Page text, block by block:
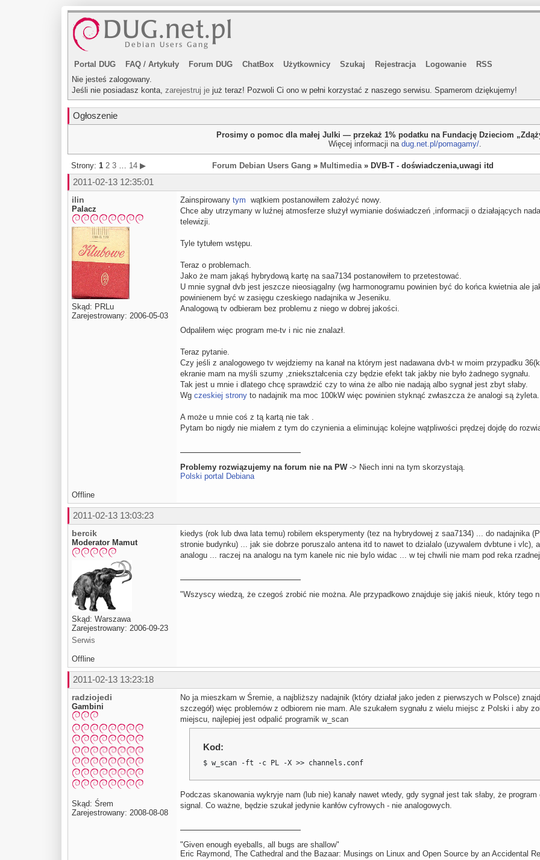
Portal DUG FAQ / Artykuły Forum DUG ChatBox Użytkownicy Szukaj Rejestracja Logowanie
RSS
Nie jesteś zalogowany.
Jeśli nie posiadasz konta, zarejestruj je już teraz! Pozwoli Ci ono w pełni korzystać z naszego serwisu. Spamerom dziękujemy!
Ogłoszenie
Prosimy o pomoc dla małej Julki — przekaż 1% podatku na Fundację Dzieciom
Więcej informacji na dug.net.pl/pomagamy/.
Strony: 1 2 3 … 14 ▶ Forum Debian Users Gang » Multimedia» DVB-T - doświadczenia,uwagi itd
2011-02-13 12:35:01
ilin
Palacz
Skąd: PRLu
Zarejestrowany: 2006-05-03
Zainspirowany tym wątkiem postanowiłem założyć nowy.
Chce aby utrzymany w luźnej atmosferze służył wymianie doświadczeń ,informacji o działających
telewizji.
Tyle tytułem wstępu.
Teraz o problemach.
Jako że mam jakąś hybrydową kartę na saa7134 postanowiłem to przetestować.
U mnie sygnał dvb jest jeszcze nieosiągalny (wg harmonogramu powinien być do końca kwietnia ale
powinienem być w zasięgu czeskiego nadajnika w Jeseniku.
Analogową tv odbieram bez problemu z niego w dobrej jakości.
Odpaliłem więc program me-tv i nic nie znalazł.
Teraz pytanie.
Czy jeśli z analogowego tv wejdziemy na kanał na którym jest nadawana dvb-t w moim przypadku
ekranie mam na myśli szumy ,zniekształcenia czy będzie efekt tak jakby nie było żadnego sygnału.
Tak jest u mnie i dlatego chcę sprawdzić czy to wina że albo nie nadają albo sygnał jest zbyt słaby.
Wg czeskiej strony to nadajnik ma moc 100kW więc powinien styknąć zwłaszcza że analogi są żyleta.
A może u mnie coś z tą kartą nie tak .
Pytam bo nigdy nie miałem z tym do czynienia a eliminując kolejne wątpliwości prędzej dojdę do
Problemy rozwiązujemy na forum nie na PW-> Niech inni na tym skorzystają.
Polski portal Debiana
Offline
2011-02-13 13:03:23
bercik
Moderator Mamut
Skąd: Warszawa
Zarejestrowany: 2006-09-23
Serwis
kiedys (rok lub dwa lata temu) robilem eksperymenty (tez na hybrydowej z saa7134) ... do nadajnika
stronie budynku) ... jak sie dobrze poruszalo antena itd to nawet to dzialalo (uzywalem dvbtune i vlc),
analogu ... raczej na analogu na tym kanele nic nie bylo widac ... w tej chwili nie mam pod reka
"Wszyscy wiedzą, że czegoś zrobić nie można. Ale przypadkowo znajduje się jakiś nieuk, który tego
Offline
2011-02-13 13:23:18
radziojedi
Gambini
Skąd: Śrem
Zarejestrowany: 2008-08-08
No ja mieszkam w Śremie, a najbliższy nadajnik (który działał jako jeden z pierwszych w Polsce)
szczegół) więc problemów z odbiorem nie mam. Ale szukałem sygnału z wielu miejsc z Polski i aby
miejscu, najlepiej jest odpalić programik w_scan
Kod:
$ w_scan -ft -c PL -X >> channels.conf
Podczas skanowania wykryje nam (lub nie) kanały nawet wtedy, gdy sygnał jest tak słaby, że
signal. Co ważne, będzie szukał jedynie kanłów cyfrowych - nie analogowych.
"Given enough eyeballs, all bugs are shallow"
Eric Raymond, The Cathedral and the Bazaar: Musings on Linux and Open Source by an Accidental